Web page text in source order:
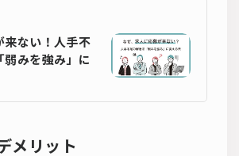
来ない！人手不
弱みを強み」に
メリット